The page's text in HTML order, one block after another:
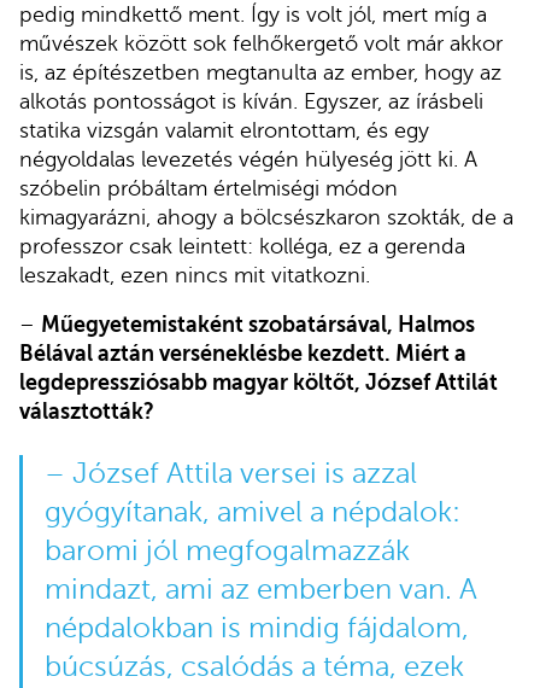
pedig mindkettő ment. Így is volt jól, mert míg a
művészek között sok felhőkergető volt már akkor
is, az építészetben megtanulta az ember, hogy az
alkotás pontosságot is kíván. Egyszer, az írásbeli
statika vizsgán valamit elrontottam, és egy
négyoldalas levezetés végén hülyeség jött ki. A
szóbelin próbáltam értelmiségi módon
kimagyarázni, ahogy a bölcsészkaron szokták, de a
professzor csak leintett: kolléga, ez a gerenda
leszakadt, ezen nincs mit vitatkozni.
– Műegyetemistaként szobatársával, Halmos
Bélával aztán verséneklésbe kezdett. Miért a
legdepressziósabb magyar költőt, József Attilát
választották?
– József Attila versei is azzal
gyógyítanak, amivel a népdalok:
baromi jól megfogalmazzák
mindazt, ami az emberben van. A
népdalokban is mindig fájdalom,
búcsúzás, csalódás a téma, ezek